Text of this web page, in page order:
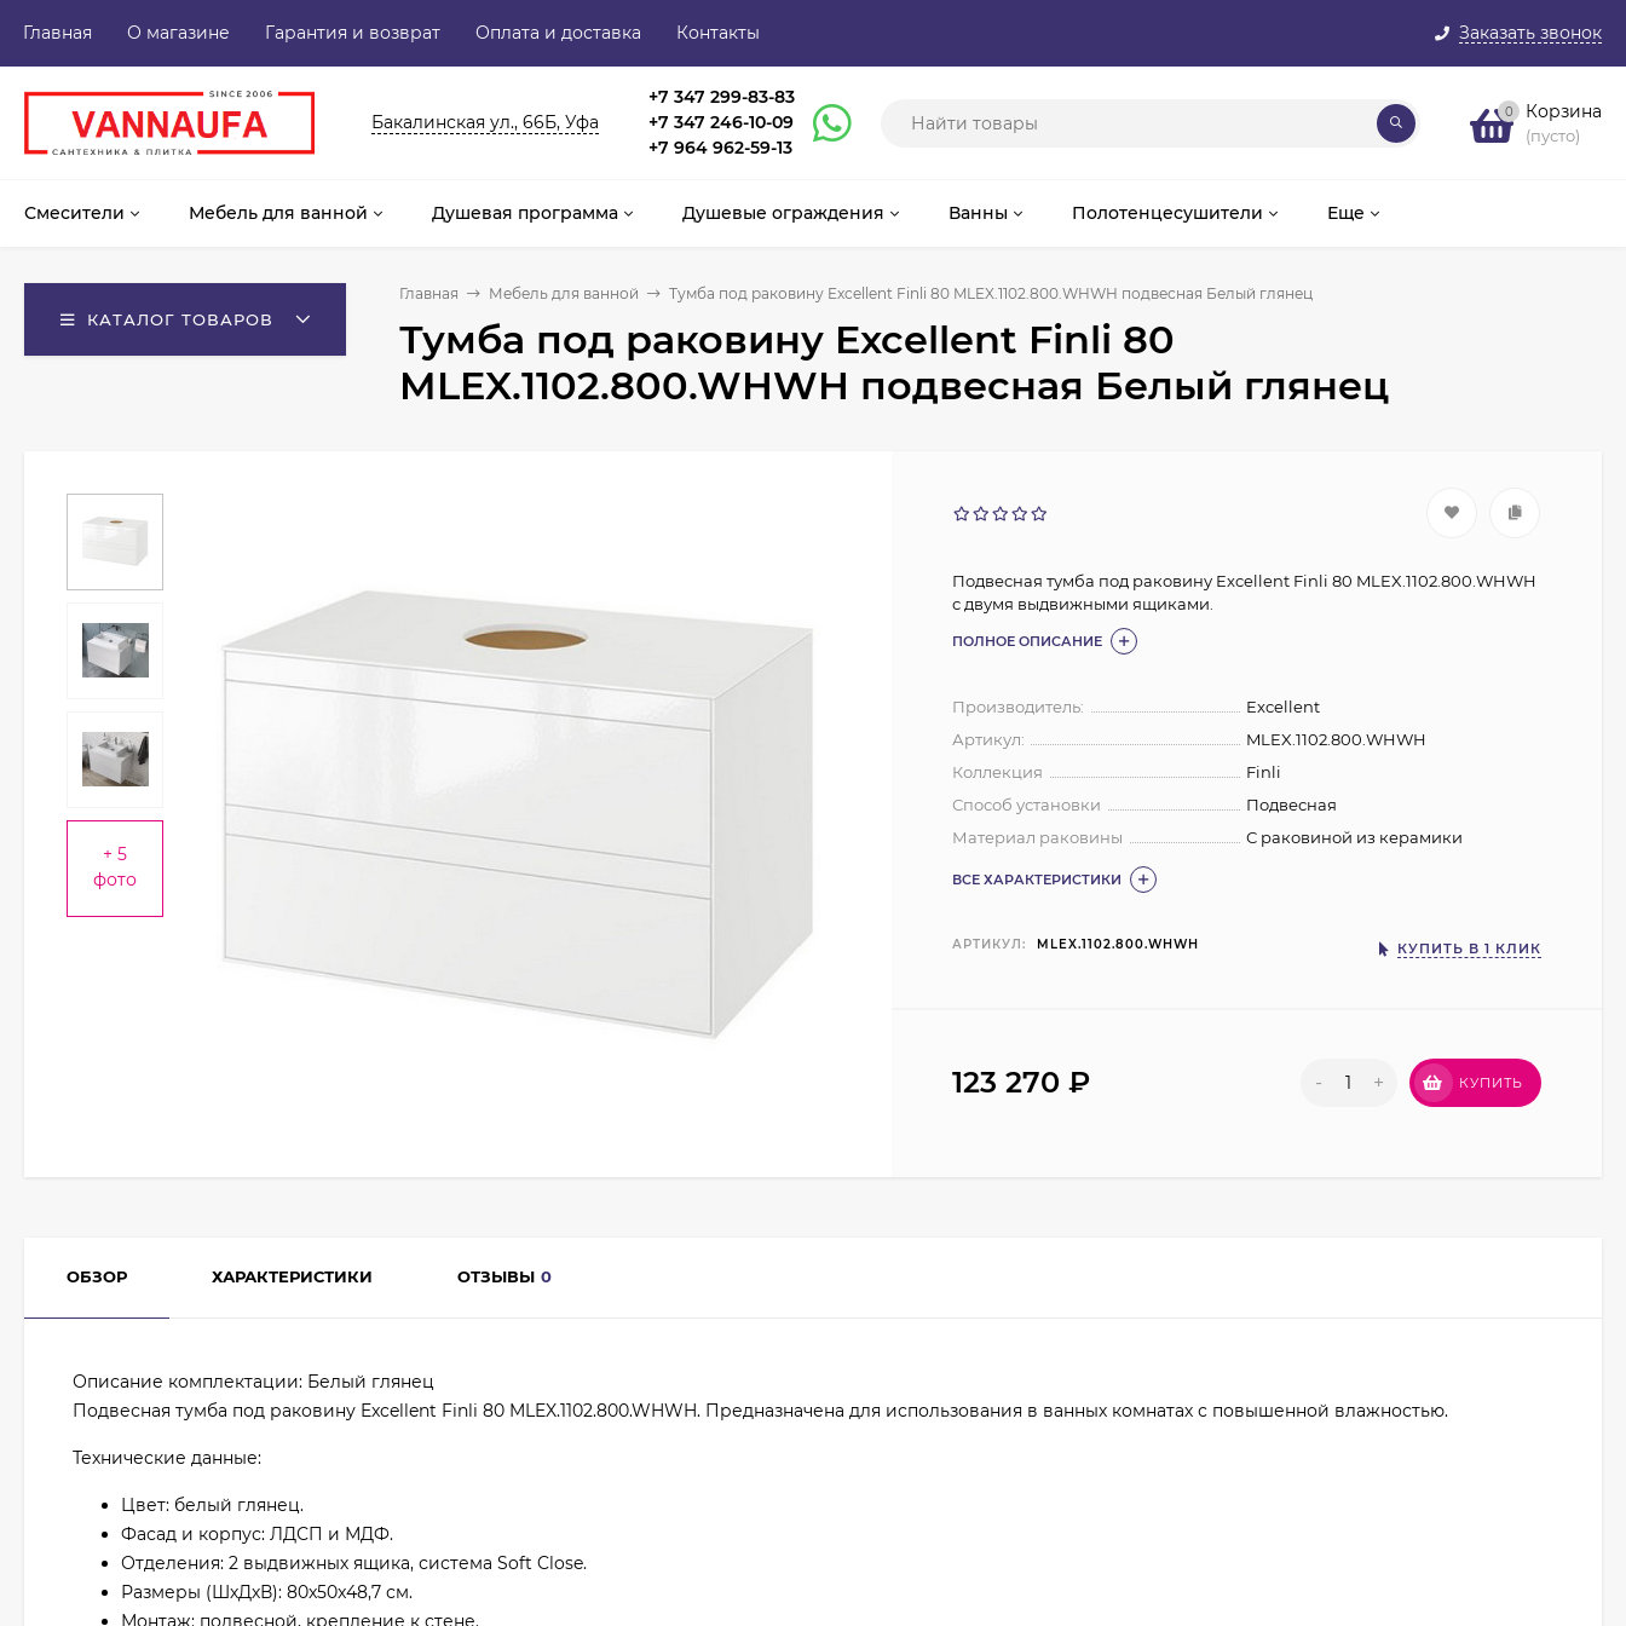
Заказать звонок
Главная О магазине Гарантия и возврат Оплата и доставка Контакты
Бакалинская ул., 66Б, Уфа
+7 347 299-83-83
+7 347 246-10-09
+7 964 962-59-13
0 Корзина
(пусто)
Смесители Мебель для ванной Душевая программа Душевые ограждения Ванны Полотенцесушители Еще
КАТАЛОГ ТОВАРОВ
Главная Мебель для ванной Тумба под раковину Excellent Finli 80 MLEX.1102.800.WHWH подвесная Белый глянец
Тумба под раковину Excellent Finli 80
MLEX.1102.800.WHWH подвесная Белый глянец
+ 5
фото
Подвесная тумба под раковину Excellent Finli 80 MLEX.1102.800.WHWH
с двумя выдвижными ящиками.
ПОЛНОЕ ОПИСАНИЕ
Производитель:
Excellent
Артикул:
MLEX.1102.800.WHWH
Коллекция
Finli
Способ установки
Подвесная
Материал раковины
С раковиной из керамики
ВСЕ ХАРАКТЕРИСТИКИ
АРТИКУЛ: MLEX.1102.800.WHWH КУПИТЬ В 1 КЛИК
123 270₽ - + КУПИТЬ
ОБЗОР ХАРАКТЕРИСТИКИ ОТЗЫВЫ 0
Описание комплектации: Белый глянец
Подвесная тумба под раковину Excellent Finli 80 MLEX.1102.800.WHWH. Предназначена для использования в ванных комнатах с повышенной влажностью.
Технические данные:
Цвет: белый глянец.
Фасад и корпус: ЛДСП и МДФ.
Отделения: 2 выдвижных ящика, система Soft Close.
Размеры (ШхДхВ): 80x50x48,7 см.
Монтаж: подвесной, крепление к стене.